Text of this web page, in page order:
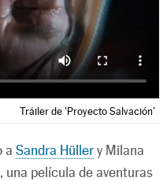
Tráiler de 'Proyecto Salvación'
a Sandra Hüller y Milana
, una película de aventuras